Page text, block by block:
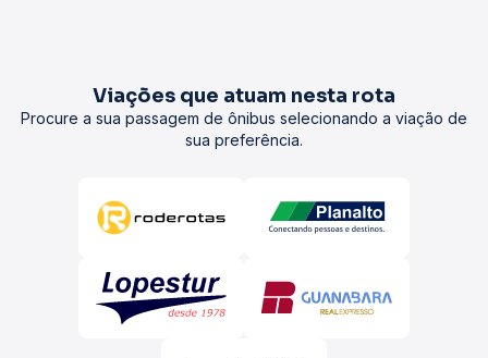
Viações que atuam nesta rota
Procure a sua passagem de ônibus selecionando a viação de
sua preferência.